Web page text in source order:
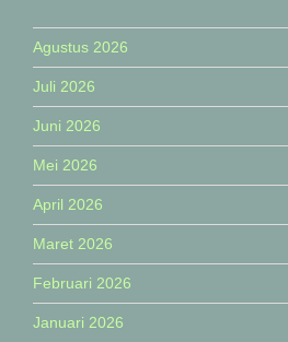
Agustus 2026
Juli 2026
Juni 2026
Mei 2026
April 2026
Maret 2026
Februari 2026
Januari 2026